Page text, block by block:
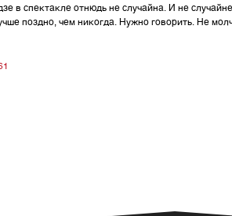
в спектакле отнюдь не случайна. И не
поздно, чем никогда. Нужно говорить. Не